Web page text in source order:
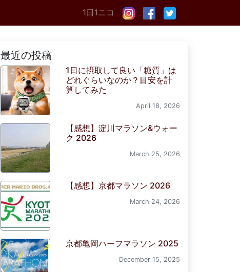
1日1ニコ
最近の投稿
1日に摂取して良い「糖質」は
どれぐらいなのか？目安を計
算してみた
April 18, 2026
【感想】淀川マラソン&ウォー
ク 2026
March 25, 2026
【感想】京都マラソン 2026
March 24, 2026
京都亀岡ハーフマラソン 2025
December 15, 2025